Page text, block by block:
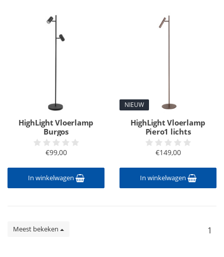
HighLight Vloerlamp
Burgos
€99,00
In winkelwagen
NIEUW
HighLight Vloerlamp
Piero1 lichts
€149,00
In winkelwagen
Meest bekeken 1